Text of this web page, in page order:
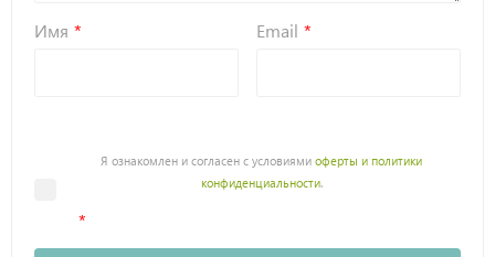
Имя Email
Я ознакомлен и согласен с условиямиоферты и политики
конфиденциальности.